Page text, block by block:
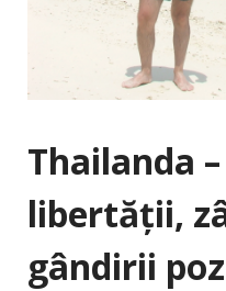
Thailanda
libertăţii,
gândirii